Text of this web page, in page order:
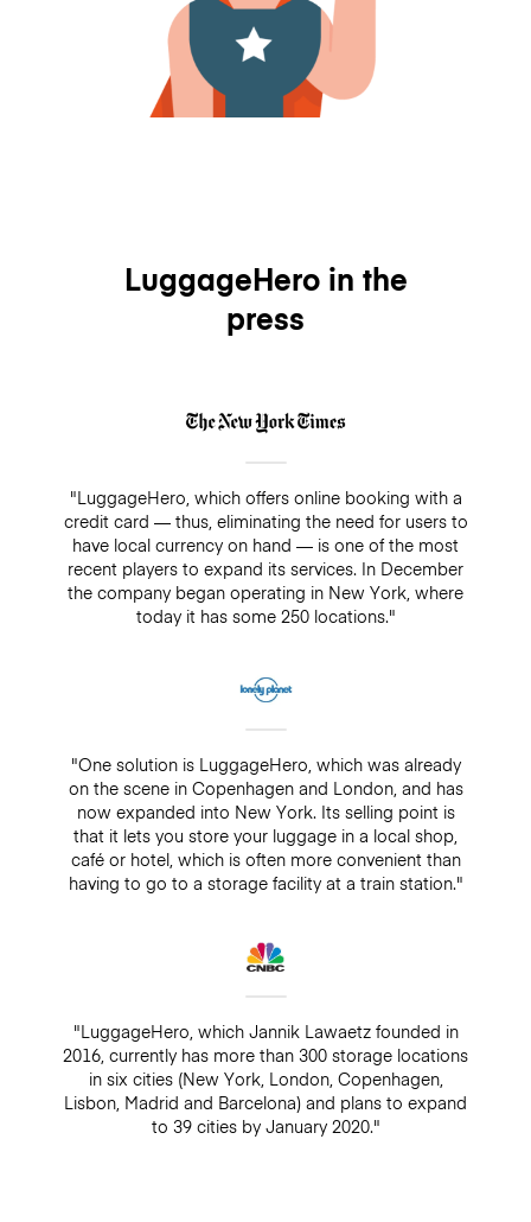
LuggageHero in the
press
"LuggageHero, which offers online booking with a
credit card — thus, eliminating the need for users to
have local currency on hand — is one of the most
recent players to expand its services. In December
the company began operating in New York, where
today it has some 250 locations."
"One solution is LuggageHero, which was already
on the scene in Copenhagen and London, and has
now expanded into New York. Its selling point is
that it lets you store your luggage in a local shop,
café or hotel, which is often more convenient than
having to go to a storage facility at a train station."
"LuggageHero, which Jannik Lawaetz founded in
2016, currently has more than 300 storage locations
in six cities (New York, London, Copenhagen,
Lisbon, Madrid and Barcelona) and plans to expand
to 39 cities by January 2020."